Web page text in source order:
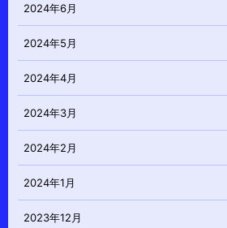
2024年6月
2024年5月
2024年4月
2024年3月
2024年2月
2024年1月
2023年12月